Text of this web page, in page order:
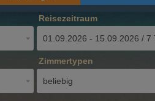
Reisezeitraum
Zimmertypen
beliebig